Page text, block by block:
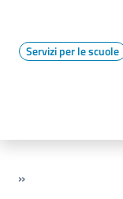
Servizi per le scuole
»